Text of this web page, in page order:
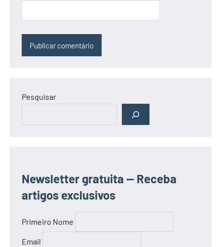
Pesquisar
Newsletter gratuita — Receba
artigos exclusivos
Primeiro Nome
Email